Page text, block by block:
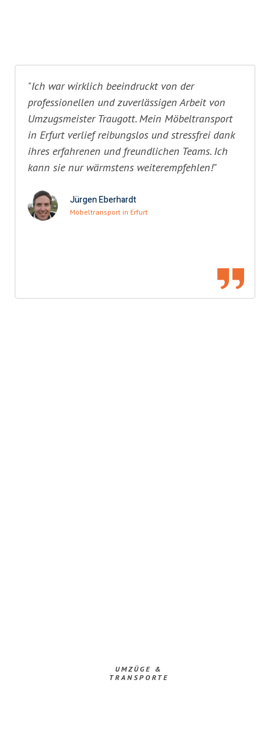
"Ich war wirklich beeindruckt von der
professionellen und zuverlässigen Arbeit von
Umzugsmeister Traugott. Mein Möbeltransport
in Erfurt verlief reibungslos und stressfrei dank
ihres erfahrenen und freundlichen Teams. Ich
kann sie nur wärmstens weiterempfehlen!"
Jürgen Eberhardt
Möbeltransport in Erfurt
UMZÜGE &
TRANSPORTE